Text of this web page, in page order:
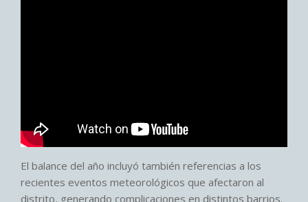
El balance del año incluyó también referencias a los
recientes eventos meteorológicos que afectaron al
distrito, generando complicaciones en distintos barrios.